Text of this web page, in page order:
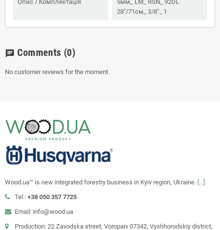
Опис / Комплектація
5мм_ LM_ RSN_ 92DL
28"/71см_ 3/8"_ 1
chat Comments (0)
No customer reviews for the moment.
Wood.ua™ is new integrated forestry business in Kyiv region, Ukraine. [...]
Tel.: +38 050 357 7725
Email: info@wood.ua
Production: 22 Zavodska street, Voropaiv 07342, Vyshhorodskiy district,